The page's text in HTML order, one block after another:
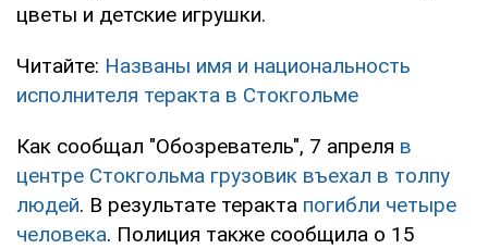
цветы и детские игрушки.
Читайте: Названы имя и национальность
исполнителя теракта в Стокгольме
Как сообщал "Обозреватель", 7 апреля в
центре Стокгольма грузовик въехал в толпу
людей. В результате теракта погибли четыре
человека. Полиция также сообщила о 15